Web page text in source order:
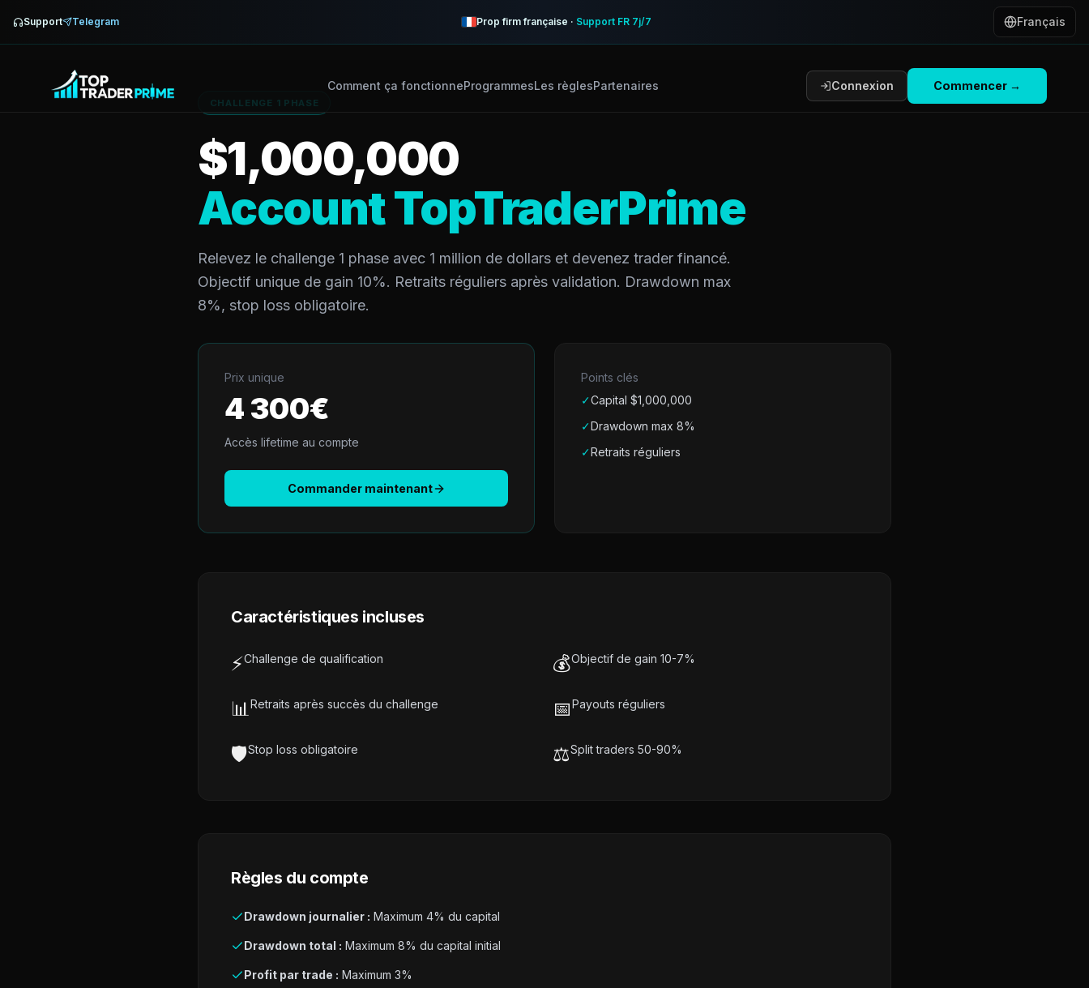
Support Telegram Prop firm française · Support FR 7j/7 Français
Comment ça fonctionneProgrammesLes règlesPartenaires Connexion Commencer →
CHALLENGE 1 PHASE
$1,000,000
Account TopTraderPrime
Relevez le challenge 1 phase avec 1 million de dollars et devenez trader financé.
Objectif unique de gain 10%. Retraits réguliers après validation. Drawdown max
8%, stop loss obligatoire.
Prix unique
4 300€
Accès lifetime au compte
Commander maintenant
Points clés
✓Capital $1,000,000
✓Drawdown max 8%
✓Retraits réguliers
Caractéristiques incluses
⚡Challenge de qualification 💰Objectif de gain 10-7%
📊Retraits après succès du challenge 📅Payouts réguliers
🛡️Stop loss obligatoire ⚖️Split traders 50-90%
Règles du compte
Drawdown journalier : Maximum 4% du capital
Drawdown total : Maximum 8% du capital initial
Profit par trade : Maximum 3%